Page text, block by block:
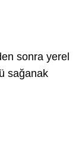
sonra yerel
sağanak